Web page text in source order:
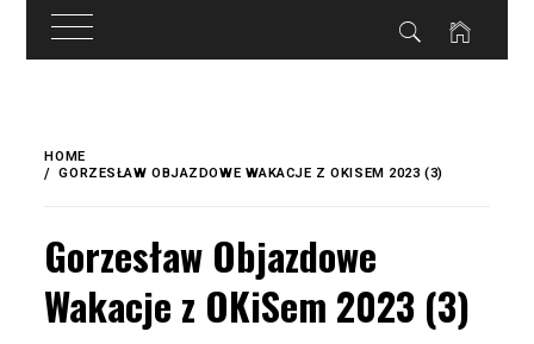
treści
content
HOME
GORZESŁAW OBJAZDOWE WAKACJE Z OKISEM 2023 (3)
Gorzesław Objazdowe
Wakacje z OKiSem 2023 (3)